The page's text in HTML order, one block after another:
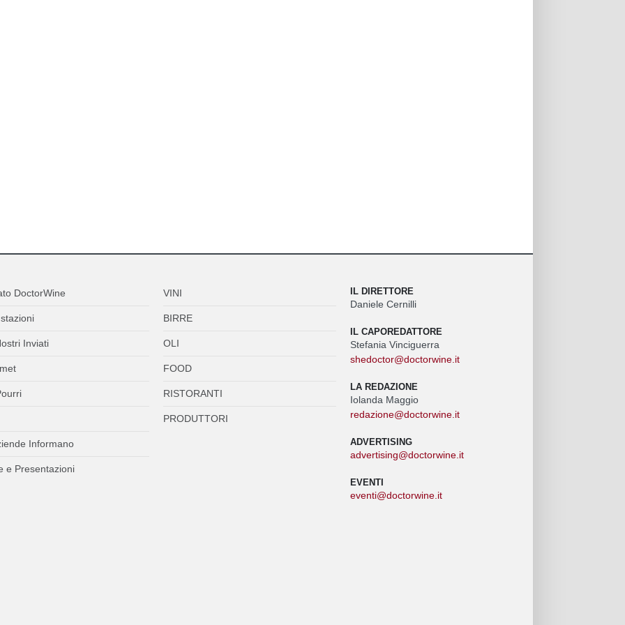
DoctorWine
Inviati
Informano
e Presentazioni
VINI
BIRRE
OLI
FOOD
RISTORANTI
PRODUTTORI
IL DIRETTORE
Daniele Cernilli
IL CAPOREDATTORE
Stefania Vinciguerra
shedoctor@doctorwine.it
LA REDAZIONE
Iolanda Maggio
redazione@doctorwine.it
ADVERTISING
advertising@doctorwine.it
EVENTI
eventi@doctorwine.it